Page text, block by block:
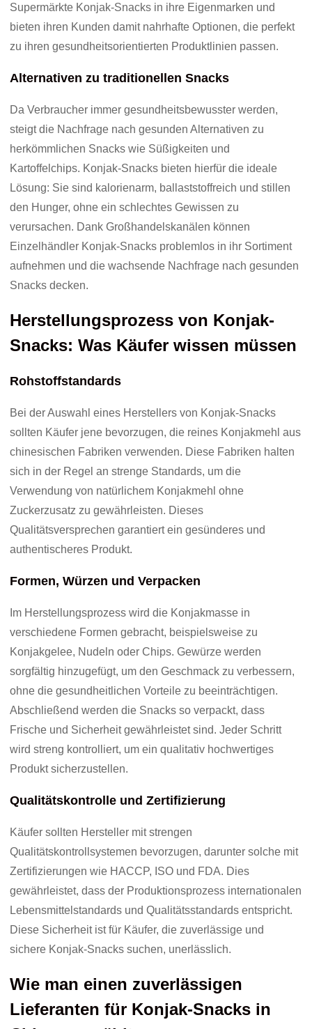
Supermärkte Konjak-Snacks in ihre Eigenmarken und
bieten ihren Kunden damit nahrhafte Optionen, die perfekt
zu ihren gesundheitsorientierten Produktlinien passen.
Alternativen zu traditionellen Snacks
Da Verbraucher immer gesundheitsbewusster werden,
steigt die Nachfrage nach gesunden Alternativen zu
herkömmlichen Snacks wie Süßigkeiten und
Kartoffelchips. Konjak-Snacks bieten hierfür die ideale
Lösung: Sie sind kalorienarm, ballaststoffreich und stillen
den Hunger, ohne ein schlechtes Gewissen zu
verursachen. Dank Großhandelskanälen können
Einzelhändler Konjak-Snacks problemlos in ihr Sortiment
aufnehmen und die wachsende Nachfrage nach gesunden
Snacks decken.
Herstellungsprozess von Konjak-
Snacks: Was Käufer wissen müssen
Rohstoffstandards
Bei der Auswahl eines Herstellers von Konjak-Snacks
sollten Käufer jene bevorzugen, die reines Konjakmehl aus
chinesischen Fabriken verwenden. Diese Fabriken halten
sich in der Regel an strenge Standards, um die
Verwendung von natürlichem Konjakmehl ohne
Zuckerzusatz zu gewährleisten. Dieses
Qualitätsversprechen garantiert ein gesünderes und
authentischeres Produkt.
Formen, Würzen und Verpacken
Im Herstellungsprozess wird die Konjakmasse in
verschiedene Formen gebracht, beispielsweise zu
Konjakgelee, Nudeln oder Chips. Gewürze werden
sorgfältig hinzugefügt, um den Geschmack zu verbessern,
ohne die gesundheitlichen Vorteile zu beeinträchtigen.
Abschließend werden die Snacks so verpackt, dass
Frische und Sicherheit gewährleistet sind. Jeder Schritt
wird streng kontrolliert, um ein qualitativ hochwertiges
Produkt sicherzustellen.
Qualitätskontrolle und Zertifizierung
Käufer sollten Hersteller mit strengen
Qualitätskontrollsystemen bevorzugen, darunter solche mit
Zertifizierungen wie HACCP, ISO und FDA. Dies
gewährleistet, dass der Produktionsprozess internationalen
Lebensmittelstandards und Qualitätsstandards entspricht.
Diese Sicherheit ist für Käufer, die zuverlässige und
sichere Konjak-Snacks suchen, unerlässlich.
Wie man einen zuverlässigen
Lieferanten für Konjak-Snacks in